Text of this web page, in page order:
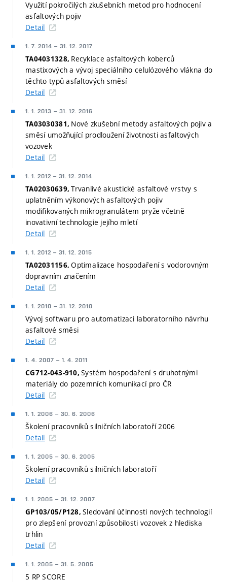
Využití pokročilých zkušebních metod pro hodnocení
asfaltových pojiv
Detail
1. 7. 2014 – 31. 12. 2017
TA04031328, Recyklace asfaltových koberců
mastixových a vývoj speciálního celulózového vlákna do
těchto typů asfaltových směsí
Detail
1. 1. 2013 – 31. 12. 2016
TA03030381, Nové zkušební metody asfaltových pojiv a
směsí umožňující prodloužení životnosti asfaltových
vozovek
Detail
1. 1. 2012 – 31. 12. 2014
TA02030639,Trvanlivé akustické asfaltové vrstvy s
uplatněním výkonových asfaltových pojiv
modifikovaných mikrogranulátem pryže včetně
inovativní technologie jejího mletí
Detail
1. 1. 2012 – 31. 12. 2015
TA02031156,Optimalizace hospodaření s vodorovným
dopravním značením
Detail
1. 1. 2010 – 31. 12. 2010
Vývoj softwaru pro automatizaci laboratorního návrhu
asfaltové směsi
Detail
1. 4. 2007 – 1. 4. 2011
CG712-043-910,Systém hospodaření s druhotnými
materiály do pozemních komunikací pro ČR
Detail
1. 1. 2006 – 30. 6. 2006
Školení pracovníků silničních laboratoří 2006
Detail
1. 1. 2005 – 30. 6. 2005
Školení pracovníků silničních laboratoří
Detail
1. 1. 2005 – 31. 12. 2007
GP103/05/P128,Sledování účinnosti nových technologií
pro zlepšení provozní způsobilosti vozovek z hlediska
trhlin
Detail
1. 1. 2005 – 31. 5. 2005
5 RP SCORE